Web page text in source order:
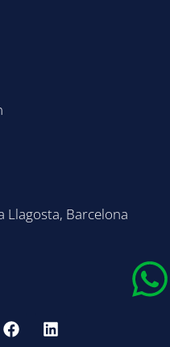
Llagosta, Barcelona